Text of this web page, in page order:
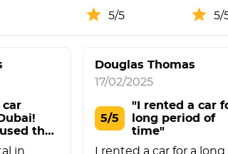
5/5
5/
car
the
in
Douglas Thomas
17/02/2025
5/5
"I rented a car
long period of
time"
I rented a car for a long